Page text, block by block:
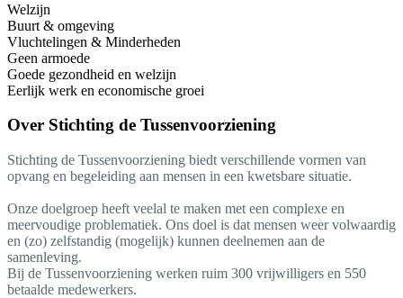
Welzijn
Buurt & omgeving
Vluchtelingen & Minderheden
Geen armoede
Goede gezondheid en welzijn
Eerlijk werk en economische groei
Over Stichting de Tussenvoorziening
Stichting de Tussenvoorziening biedt verschillende vormen van
opvang en begeleiding aan mensen in een kwetsbare situatie.
Onze doelgroep heeft veelal te maken met een complexe en
meervoudige problematiek. Ons doel is dat mensen weer volwaardig
en (zo) zelfstandig (mogelijk) kunnen deelnemen aan de
samenleving.
Bij de Tussenvoorziening werken ruim 300 vrijwilligers en 550
betaalde medewerkers.